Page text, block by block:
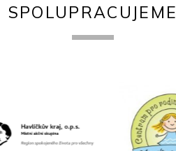
SPOLUPRACUJEME